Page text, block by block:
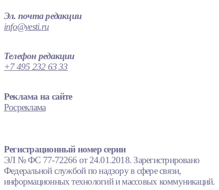
Эл. почта редакции
info@vesti.ru
Телефон редакции
+7 495 232 63 33
Реклама на сайте
Росреклама
Регистрационный номер серии
ЭЛ № ФС 77-72266 от 24.01.2018. Зарегистрировано
Федеральной службой по надзору в сфере связи,
информационных технологий и массовых коммуникаций.